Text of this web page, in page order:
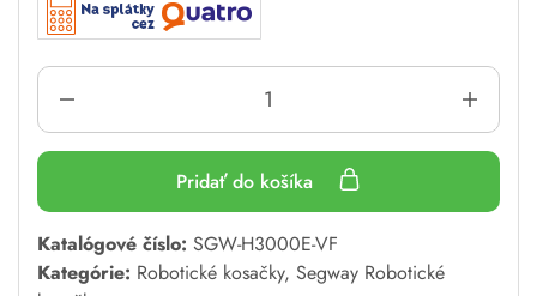
Pridať do košíka
A
l
Katalógové číslo: SGW-H3000E-VF
Kategórie: Robotické kosačky, Segway Robotické